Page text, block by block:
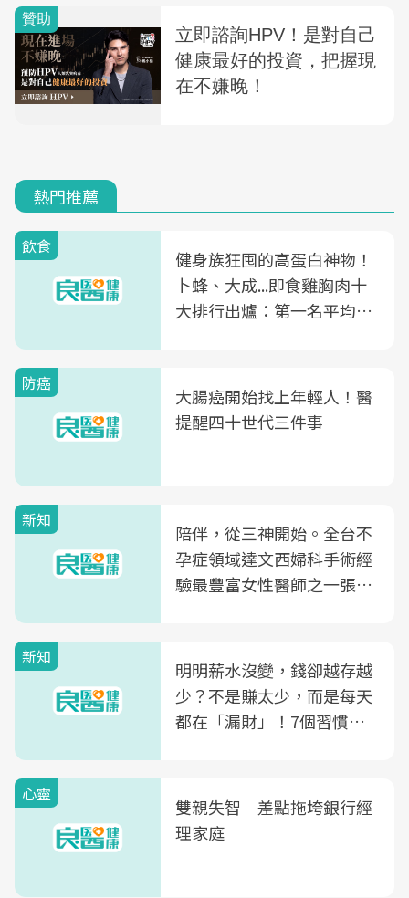
熱門推薦
飲食
健身族狂囤的高蛋白神物！
卜蜂、大成...即食雞胸肉十
大排行出爐：第一名平均一
防癌
大腸癌開始找上年輕人！醫
提醒四十世代三件事
新知
陪伴，從三神開始。全台不
孕症領域達文西婦科手術經
驗最豐富女性醫師之一張永
光田醫院建構360度女性健
康照護生態圈
新知
明明薪水沒變，錢卻越存越
少？不是賺太少，而是每天
都在「漏財」！7個習慣一
心靈
雙親失智 差點拖垮銀行經
理家庭